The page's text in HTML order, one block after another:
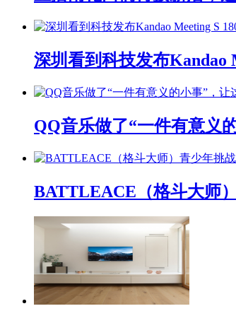
深圳看到科技发布Kandao
QQ音乐做了“一件有意义
BATTLEACE（格斗大师